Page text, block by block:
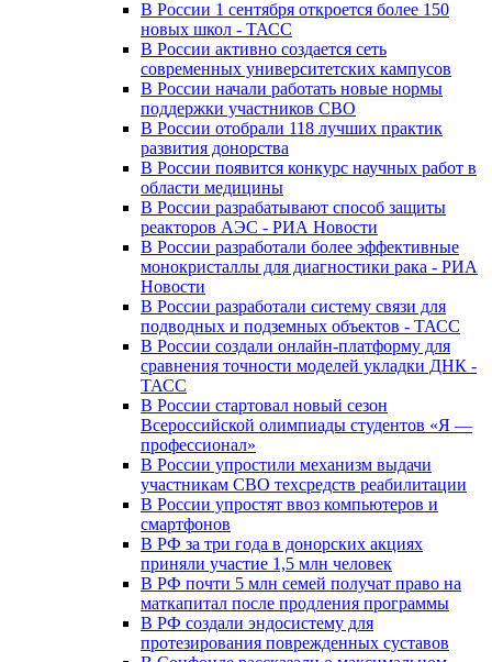
В России 1 сентября откроется более 150
новых школ - ТАСС
В России активно создается сеть
современных университетских кампусов
В России начали работать новые нормы
поддержки участников СВО
В России отобрали 118 лучших практик
развития донорства
В России появится конкурс научных работ в
области медицины
В России разрабатывают способ защиты
реакторов АЭС - РИА Новости
В России разработали более эффективные
монокристаллы для диагностики рака - РИА
Новости
В России разработали систему связи для
подводных и подземных объектов - ТАСС
В России создали онлайн-платформу для
сравнения точности моделей укладки ДНК -
ТАСС
В России стартовал новый сезон
Всероссийской олимпиады студентов «Я —
профессионал»
В России упростили механизм выдачи
участникам СВО техсредств реабилитации
В России упростят ввоз компьютеров и
смартфонов
В РФ за три года в донорских акциях
приняли участие 1,5 млн человек
В РФ почти 5 млн семей получат право на
маткапитал после продления программы
В РФ создали эндосистему для
протезирования поврежденных суставов